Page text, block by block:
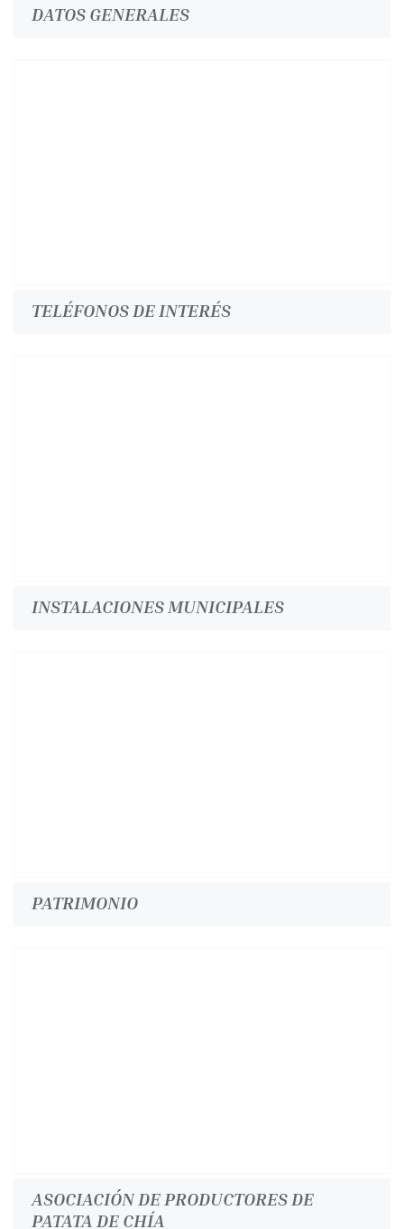
DATOS GENERALES
TELÉFONOS DE INTERÉS
INSTALACIONES MUNICIPALES
PATRIMONIO
ASOCIACIÓN DE PRODUCTORES DE
PATATA DE CHÍA